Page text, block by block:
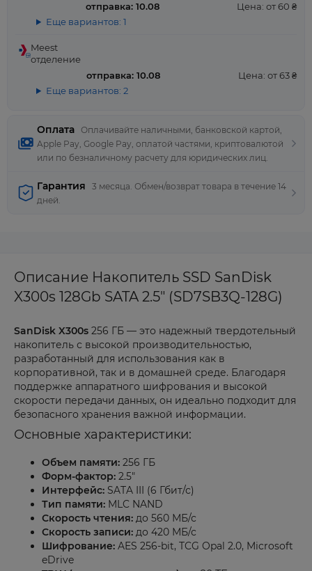
Оплата
Оплачивайте наличными, банковской картой,
Apple Pay, Google Pay, оплатой частями, криптовалютой
или по безналичному расчету для юридических лиц.
отправка: 10.08
Цена: от 60 ₴
Еще вариантов: 1
Meest
отделение
отправка: 10.08
Цена: от 63 ₴
Еще вариантов: 2
Гарантия
3 месяца. Обмен/возврат товара в течение 14
дней.
Описание Накопитель SSD SanDisk
X300s 128Gb SATA 2.5" (SD7SB3Q-128G)
SanDisk X300s 256 ГБ — это надежный твердотельный
накопитель с высокой производительностью,
разработанный для использования как в
корпоративной, так и в домашней среде. Благодаря
поддержке аппаратного шифрования и высокой
скорости передачи данных, он идеально подходит для
безопасного хранения важной информации.
Основные характеристики:
Объем памяти: 256 ГБ
Форм-фактор: 2.5"
Интерфейс: SATA III (6 Гбит/с)
Тип памяти: MLC NAND
Скорость чтения: до 560 МБ/с
Скорость записи: до 420 МБ/с
Шифрование: AES 256-bit, TCG Opal 2.0, Microsoft
eDrive